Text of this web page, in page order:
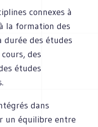
connexes à
la formation des
des études
des
études
dans
un équilibre entre